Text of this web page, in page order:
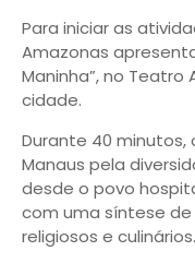
Para iniciar as
Amazonas
Maninha”, no
cidade.
Durante 40
Manaus pela
desde o povo
com uma síntese
religiosos e culinários.